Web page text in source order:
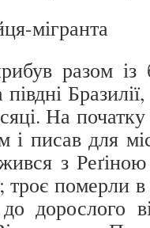
мігранта
разом із
На
і писав для
з
троє померли
дорослого